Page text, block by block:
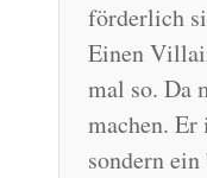
förderlich
Einen
mal so. Da
machen.
sondern